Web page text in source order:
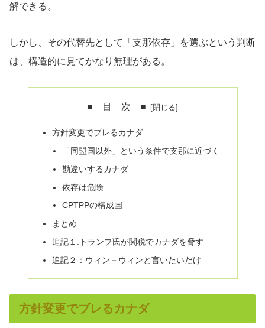
解できる。
しかし、その代替先として「支那依存」を選ぶという判断
は、構造的に見てかなり無理がある。
■ 目 次 ■
方針変更でブレるカナダ
「同盟国以外」という条件で支那に近づく
勘違いするカナダ
依存は危険
CPTPPの構成国
まとめ
追記１:トランプ氏が関税でカナダを脅す
追記２：ウィン－ウィンと言いたいだけ
方針変更でブレるカナダ